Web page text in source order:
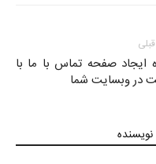
ایجاد صفحه تماس با ما با
در وبسایت شما